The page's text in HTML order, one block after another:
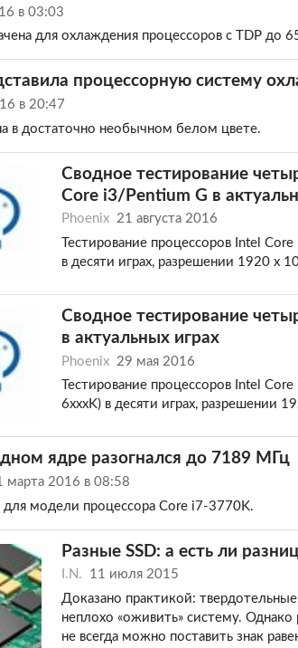
в 03:03
для охлаждения процессоров с TDP до
процессорную систему
в 20:47
в достаточно необычном белом цвете.
Сводное тестирование
Core i3/Pentium G в
Phoenix 21 августа 2016
Тестирование процессоров Intel
в десяти играх, разрешении 1920 х
Сводное тестирование
в актуальных играх
Phoenix
29 мая 2016
Тестирование процессоров Intel
6xxxK) в десяти играх, разрешении
ядре разогнался до 7189 МГц
марта 2016 в 08:58
для модели процессора Core i7-3770K.
Разные SSD: а есть ли
I.N.
11 июля 2015
Доказано практикой:
неплохо «оживить» систему.
не всегда можно поставить знак